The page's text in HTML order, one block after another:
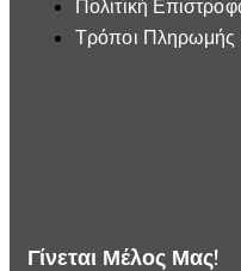
Πολιτική
Τρόποι
Γίνεται Μέλος Μας!